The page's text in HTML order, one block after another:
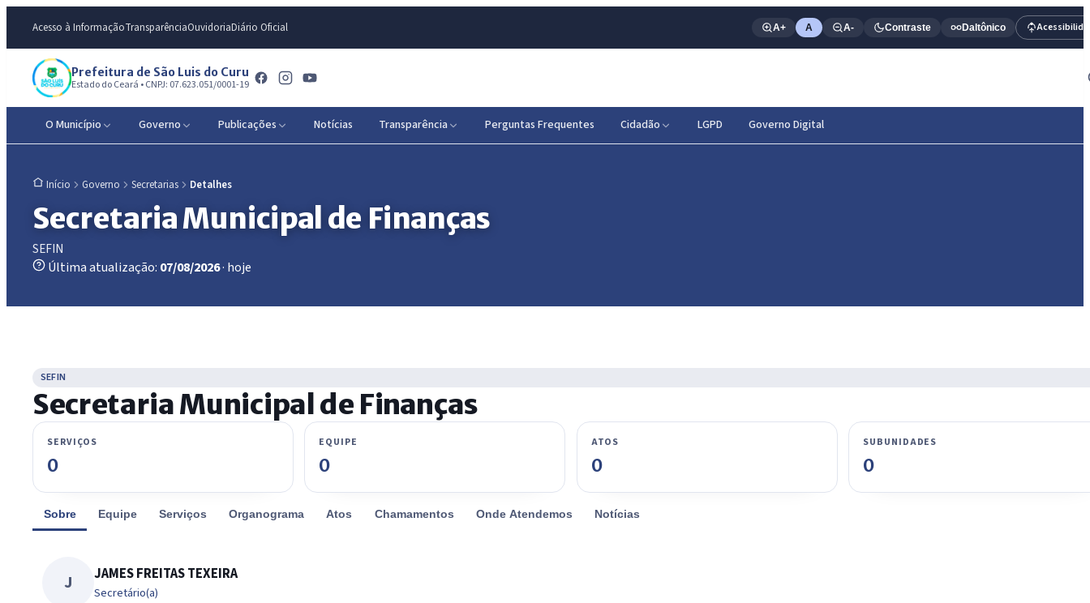
Acesso à InformaçãoTransparênciaOuvidoriaDiário Oficial A+ A A- Contraste Daltônico
Prefeitura de São Luis do Curu
Estado do Ceará • CNPJ: 07.623.051/0001-19
O Município Governo Publicações Notícias Transparência Perguntas Frequentes Cidadão LGPD Governo Digital
Início Governo Secretarias Detalhes
Secretaria Municipal de Finanças
SEFIN
Última atualização: 07/08/2026· hoje
SEFIN
Secretaria Municipal de Finanças
SERVIÇOS
0
EQUIPE
0
ATOS
0
SUBUNIDADES
0
Sobre Equipe Serviços Organograma Atos Chamamentos Onde Atendemos Notícias
J JAMES FREITAS TEXEIRA
Secretário(a)